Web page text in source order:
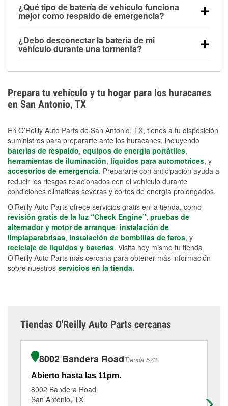
contar con un equipo de carga de respaldo para
cortes prolongados.
parte baja del compartimento del motor y pueden
dañarse si se sumergen, lo que puede provocar una
días después de la exposición.
¿Qué tipo de batería de vehículo funciona
mejor como respaldo de emergencia?
para aplicaciones de ciclo profundo porque son
selladas, resistentes a las vibraciones y más
¿Debo desconectar la batería de mi
vehículo durante una tormenta?
los daños por inundación. Evitar el agua estancada y
preparar opciones de carga de respaldo son
medidas de protección más efectivas.
Prepara tu vehículo y tu hogar para los huracanes
en San Antonio, TX
En O’Reilly Auto Parts de San Antonio, TX, tienes a tu disposición
suministros para prepararte ante los huracanes, incluyendo
baterías de respaldo, equipos de energía portátiles,
herramientas de iluminación, líquidos para automotrices, y
accesorios de emergencia. Prepararte con anticipación ayuda a
reducir los riesgos relacionados con el vehículo durante
condiciones climáticas severas y cortes de energía prolongados.
O’Reilly Auto Parts ofrece servicios gratis en la tienda, como
revisión gratis de la luz “Check Engine”, pruebas de
alternador y motor de arranque, instalación de
limpiaparabrisas, instalación de bombillas de faros, y
reciclaje de líquidos y baterías. Visita hoy mismo tu tienda
O’Reilly Auto Parts más cercana para obtener más información
sobre nuestros servicios en la tienda.
Tiendas O'Reilly Auto Parts cercanas
8002 Bandera RoadTienda 573
Abierto hasta las 11pm.
8002 Bandera Road
San Antonio, TX